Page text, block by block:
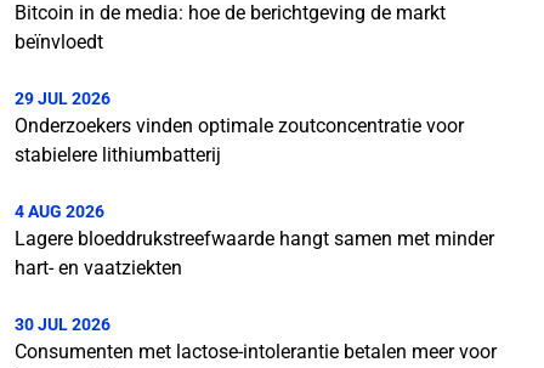
Bitcoin in de media: hoe de berichtgeving de markt
beïnvloedt
29 JUL 2026
Onderzoekers vinden optimale zoutconcentratie voor
stabielere lithiumbatterij
4 AUG 2026
Lagere bloeddrukstreefwaarde hangt samen met minder
hart- en vaatziekten
30 JUL 2026
Consumenten met lactose-intolerantie betalen meer voor